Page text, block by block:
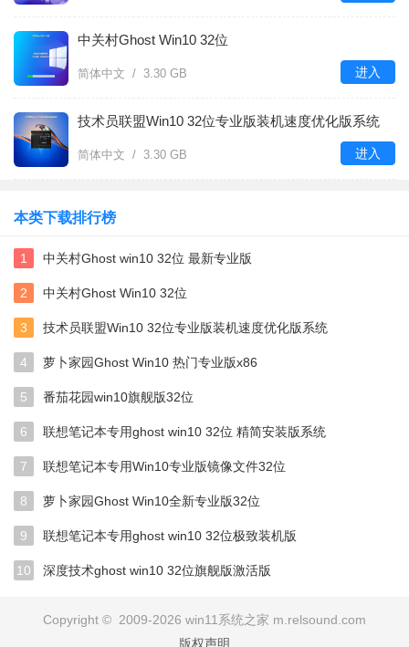
中关村Ghost Win10 32位
简体中文 / 3.30 GB 进入
技术员联盟Win10 32位专业版装机速度优化版系统
简体中文 / 3.30 GB 进入
本类下载排行榜
1 中关村Ghost win10 32位 最新专业版
2 中关村Ghost Win10 32位
3 技术员联盟Win10 32位专业版装机速度优化版系统
4 萝卜家园Ghost Win10 热门专业版x86
5 番茄花园win10旗舰版32位
6 联想笔记本专用ghost win10 32位 精简安装版系统
7 联想笔记本专用Win10专业版镜像文件32位
8 萝卜家园Ghost Win10全新专业版32位
9 联想笔记本专用ghost win10 32位极致装机版
10 深度技术ghost win10 32位旗舰版激活版
Copyright © 2009-2026 win11系统之家 m.relsound.com
版权声明